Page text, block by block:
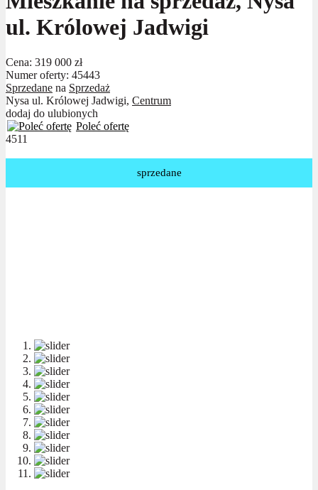
ul. Królowej Jadwigi
Cena: 319 000 zł
Numer oferty: 45443
Sprzedane na Sprzedaż
Nysa ul. Królowej Jadwigi, Centrum
dodaj do ulubionych
Poleć ofertę
4511
sprzedane